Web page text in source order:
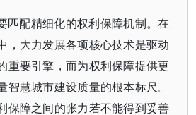
匹配精细化的权利保障机制。在
，大力发展各项核心技术是驱动
重要引擎，而为权利保障提供更
智慧城市建设质量的根本标尺。
保障之间的张力若不能得到妥善